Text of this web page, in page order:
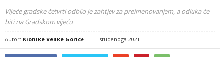
Vijeće gradske četvrti odbilo je zahtjev za preimenovanjem, a odluka će
biti na Gradskom vijeću
Autor: Kronike Velike Gorice - 11. studenoga 2021